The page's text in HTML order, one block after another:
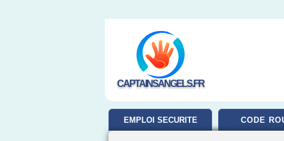
CAPTAINSANGELS.FR
EMPLOI SECURITE CODE